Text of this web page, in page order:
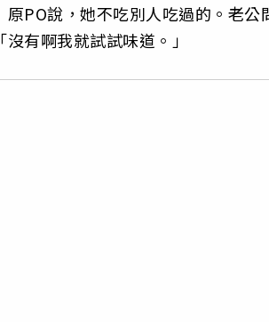
PO說，她不吃別人吃過的。老公
有啊我就試試味道。」